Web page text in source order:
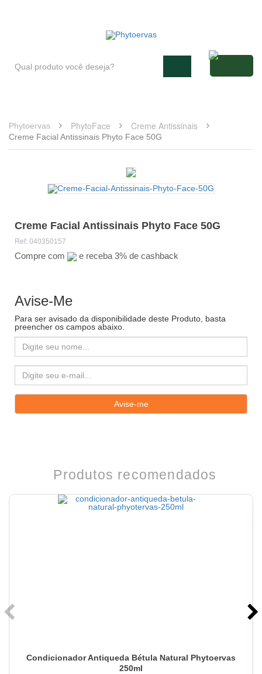
Phytoervas PhytoFace Creme Antissinais
Creme Facial Antissinais Phyto Face 50G
Creme Facial Antissinais Phyto Face 50G
Ref: 040350157
Compre com e receba 3% de cashback
Avise-Me
Para ser avisado da disponibilidade deste Produto, basta
preencher os campos abaixo.
Produtos recomendados
Condicionador Antiqueda Bétula Natural Phytoervas
250ml